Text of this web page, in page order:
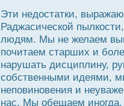
Эти недοстатки,
Раджасической
людям. Мы не желаем
почитаем старших и
нарушать дисциплину,
собственными идеями,
неповиновения и
нас. Мы обещаем иногда,